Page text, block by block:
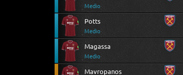
Medio
Potts
Medio
Magassa
Medio
Mavropanos